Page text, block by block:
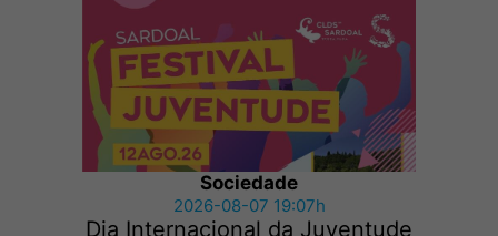
Sociedade
2026-08-07 19:07h
Dia Internacional da Juventude